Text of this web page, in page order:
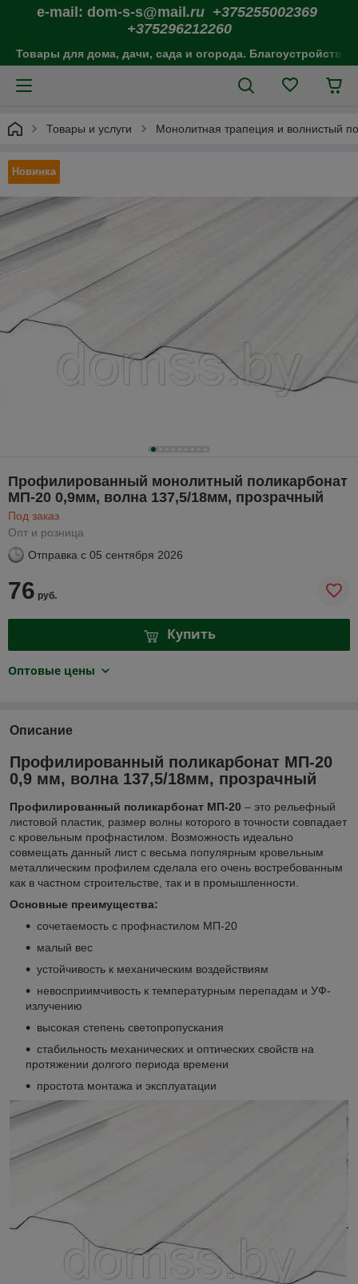
e-mail: dom-s-s@mail .ru +375255002369
+375296212260
Товары для дома, дачи, сада и огорода. Благоустройство
Товары и услуги Монолитная трапеция и волнистый
Новинка
Профилированный монолитный поликарбонат
МП-20 0,9мм, волна 137,5/18мм, прозрачный
Под заказ
Опт и розница
Отправка с 05 сентября 2026
76 руб.
Купить
Оптовые цены
Описание
Профилированный поликарбонат МП-20
0,9 мм, волна 137,5/18мм, прозрачный
Профилированный поликарбонат МП-20 – это рельефный
листовой пластик, размер волны которого в точности совпадает
с кровельным профнастилом. Возможность идеально
совмещать данный лист с весьма популярным кровельным
металлическим профилем сделала его очень востребованным
как в частном строительстве, так и в промышленности.
Основные преимущества:
сочетаемость с профнастилом МП-20
малый вес
устойчивость к механическим воздействиям
невосприимчивость к температурным перепадам и УФ-
излучению
высокая степень светопропускания
стабильность механических и оптических свойств на
протяжении долгого периода времени
простота монтажа и эксплуатации